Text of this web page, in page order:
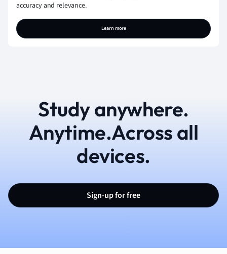
accuracy and relevance.
Learn more
Study anywhere.
Anytime.Across all
devices.
Sign-up for free